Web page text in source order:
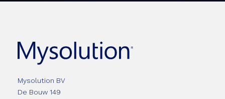
Mysolution BV
De Bouw 149